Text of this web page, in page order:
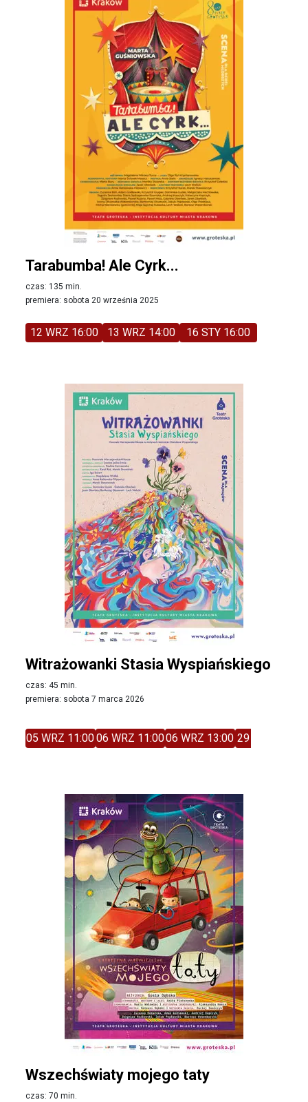
Tarabumba! Ale Cyrk...
czas: 135 min.
premiera: sobota 20 września 2025
12 WRZ 16:00 13 WRZ 14:00 16 STY 16:00
Witrażowanki Stasia Wyspiańskiego
czas: 45 min.
premiera: sobota 7 marca 2026
05 WRZ 11:0006 WRZ 11:0006 WRZ 13:00 29 GRU 11:00
Wszechświaty mojego taty
czas: 70 min.